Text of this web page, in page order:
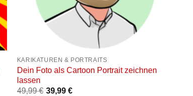
KARIKATUREN & PORTRAITS
Dein Foto als Cartoon Portrait zeichnen
lassen
49,99€ 39,99 €